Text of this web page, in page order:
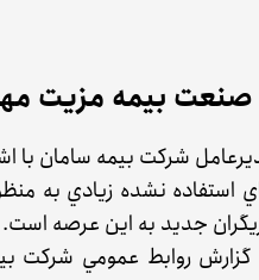
صنعت بيمه مزيت
شركت بيمه سامان با
استفاده نشده زيادي به
جديد به اين عرصه است.
گزارش روابط عمومي شركت